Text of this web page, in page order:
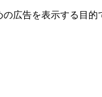
広告を表⽰する⽬的